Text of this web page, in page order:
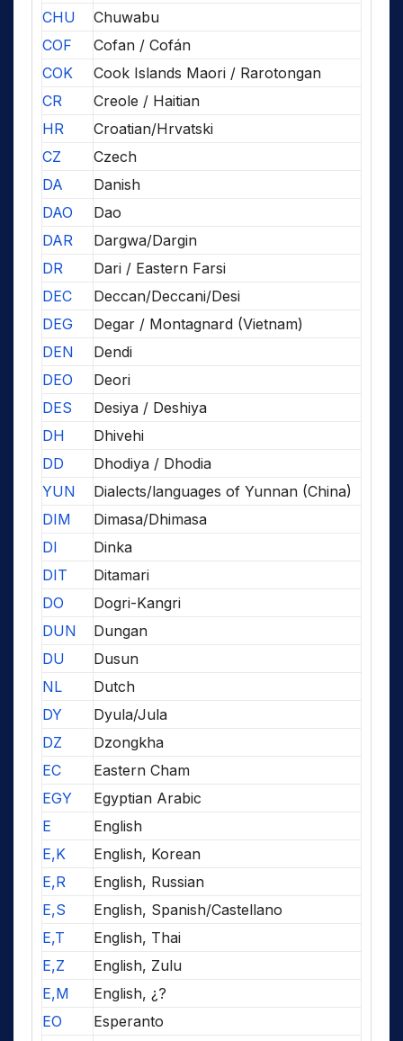
CHU
Chuwabu
COF
Cofan / Cofán
COK
Cook Islands Maori / Rarotongan
CR
Creole / Haitian
HR
Croatian/Hrvatski
CZ
Czech
DA
Danish
DAO
Dao
DAR
Dargwa/Dargin
DR
Dari / Eastern Farsi
DEC
Deccan/Deccani/Desi
DEG
Degar / Montagnard (Vietnam)
DEN
Dendi
DEO
Deori
DES
Desiya / Deshiya
DH
Dhivehi
DD
Dhodiya / Dhodia
YUN
Dialects/languages of Yunnan (China)
DIM
Dimasa/Dhimasa
DI
Dinka
DIT
Ditamari
DO
Dogri-Kangri
DUN
Dungan
DU
Dusun
NL
Dutch
DY
Dyula/Jula
DZ
Dzongkha
EC
Eastern Cham
EGY
Egyptian Arabic
E
English
E,K
English, Korean
E,R
English, Russian
E,S
English, Spanish/Castellano
E,T
English, Thai
E,Z
English, Zulu
E,M
English, ¿?
EO
Esperanto